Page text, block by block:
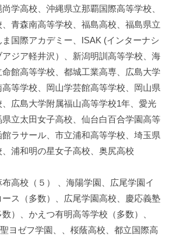
学高校、沖縄県立那覇国際高等学校、
青森南高等学校、福島高校、福島県立
国際アカデミー、ISAK (インターナシ
アジア軽井沢）、新潟明訓高等学校、海
館高等学校、都城工業高専、広島大学
等学校、岡山学芸館高等学校、岡山県
広島大学附属福山高等学校1年、愛光
立太田女子高校、仙台白百合学園高等
ラサール、市立浦和高等学校、埼玉県
浦和明の星女子高校、奥尻高校
高校（５） 、海陽学園、広尾学園イ
ス（多数）、広尾学園高校、慶応義塾
）、かえつ有明高等学校（多数）、
ヨゼフ学園、、桜蔭高校、都立国際高